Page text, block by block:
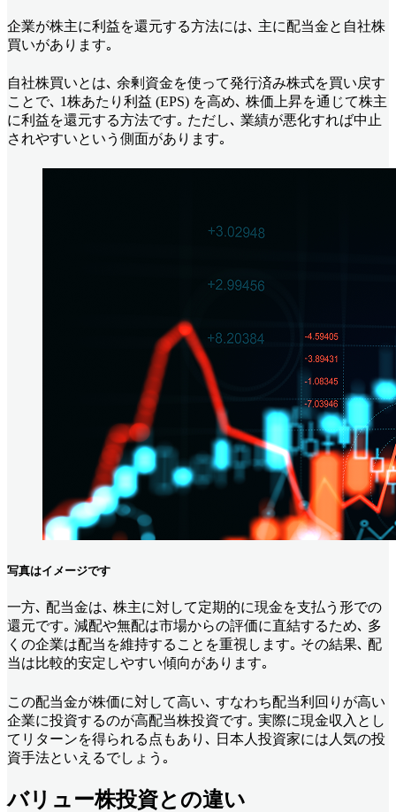
企業が株主に利益を還元する方法には､ 主に配当金と自社株
買いがあります｡
自社株買いとは､ 余剰資金を使って発行済み株式を買い戻す
ことで､ 1株あたり利益 (EPS) を高め､ 株価上昇を通じて株主
に利益を還元する方法です｡ ただし､ 業績が悪化すれば中止
されやすいという側面があります｡
写真はイメージです
一方､ 配当金は､ 株主に対して定期的に現金を支払う形での
還元です｡ 減配や無配は市場からの評価に直結するため､ 多
くの企業は配当を維持することを重視します｡ その結果､ 配
当は比較的安定しやすい傾向があります｡
この配当金が株価に対して高い､ すなわち配当利回りが高い
企業に投資するのが高配当株投資です｡ 実際に現金収入とし
てリターンを得られる点もあり､ 日本人投資家には人気の投
資手法といえるでしょう｡
バリュー株投資との違い